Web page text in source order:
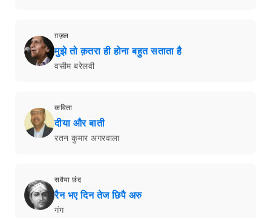
ग़ज़ल
मुझे तो क़तरा ही होना बहुत सताता है
वसीम बरेलवी
कविता
दीया और बाती
रतन कुमार अगरवाला
सवैया छंद
रैन भए दिन तेज छिपै अरु
गंग